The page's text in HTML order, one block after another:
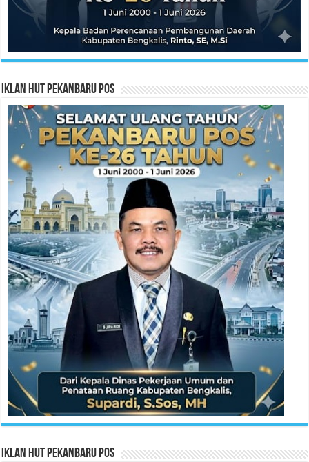
Iklan HUT Pekanbaru Pos
Iklan HUT Pekanbaru Pos